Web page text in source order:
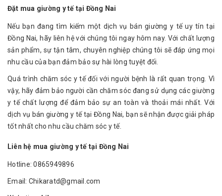
Đặt mua giường y tế tại Đồng Nai
Nếu bạn đang tìm kiếm một dịch vụ bán giường y tế uy tín tại
Đồng Nai, hãy liên hệ với chúng tôi ngay hôm nay. Với chất lượng
sản phẩm, sự tận tâm, chuyên nghiệp chúng tôi sẽ đáp ứng mọi
nhu cầu của bạn đảm bảo sự hài lòng tuyệt đối.
Quá trình chăm sóc y tế đối với người bệnh là rất quan trọng. Vì
vậy, hãy đảm bảo người cần chăm sóc đang sử dụng các giường
y tế chất lượng để đảm bảo sự an toàn và thoải mái nhất. Với
dịch vụ bán giường y tế tại Đồng Nai, bạn sẽ nhận được giải pháp
tốt nhất cho nhu cầu chăm sóc y tế.
Liên hệ mua giường y tế tại Đồng Nai
Hotline: 0865949896
Email: Chikaratd@gmail.com